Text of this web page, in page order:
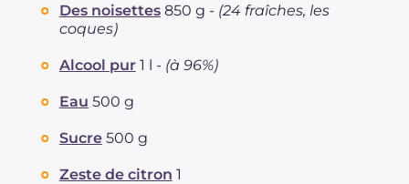
Des noisettes 850 g - (24 fraîches, les
coques)
Alcool pur 1 l - (à 96%)
Eau 500 g
Sucre 500 g
Zeste de citron 1